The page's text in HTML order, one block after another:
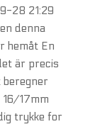
28 21:29
denna
hemåt En
är precis
beregner
17mm
trykke for